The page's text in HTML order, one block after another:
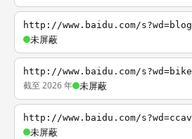
http://www.baidu.com/s?wd=blog
未屏蔽
http://www.baidu.com/s?wd=bike
截至 2026 年 未屏蔽
http://www.baidu.com/s?wd=ccav
未屏蔽